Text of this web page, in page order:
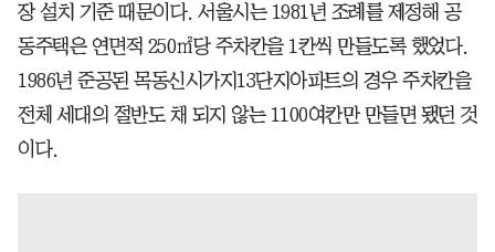
장 설치 기준 때문이다. 서울시는 1981년 조례를 제정해 공
동주택은 연면적 250㎡당 주차칸을 1칸씩 만들도록 했었다.
1986년 준공된 목동신시가지13단지아파트의 경우 주차칸을
전체 세대의 절반도 채 되지 않는 1100여칸만 만들면 됐던 것
이다.